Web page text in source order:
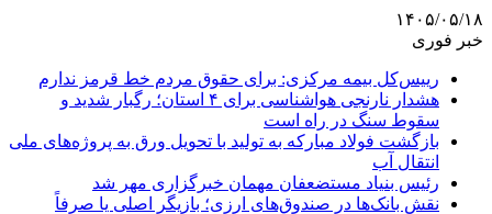
۱۴۰۵/۰۵/۱۸
خبر فوری
رییس‌کل بیمه مرکزی: برای حقوق مردم خط قرمز ندارم
هشدار نارنجی هواشناسی برای ۴ استان؛ رگبار شدید و
سقوط سنگ در راه است
بازگشت فولاد مبارکه به تولید با تحویل ورق به پروژه‌های ملی
انتقال آب
رئیس بنیاد مستضعفان مهمان خبرگزاری مهر شد
نقش بانک‌ها در صندوق‌های ارزی؛ بازیگر اصلی یا صرفاً